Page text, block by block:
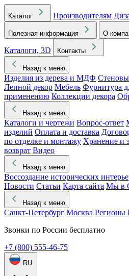
Каталог Производителям
Полезная информация О
Каталоги, 3D
Контакты
Назад к меню
Изделия из дерева и МДФ
Лепной декор Мебель Фурнитура
применению Коллекции декора
Назад к меню
Каталоги и чертежи Вопрос-ответ
изделий Оплата и доставка
по отделке и монтажу Хранение и
возврат Видео
Назад к меню
Воссоздание исторических
Новости Статьи Карта сайта Мы в
Назад к меню
Санкт-Петербург Москва Регионы
Звонки по России бесплатно
+7 (800) 555-46-75
RU